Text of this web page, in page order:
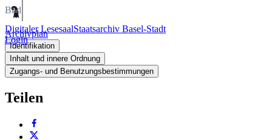
Digitaler LesesaalStaatsarchiv Basel-Stadt
Login
Bild
Archivplan
Identifikation
Inhalt und innere Ordnung
Zugangs- und Benutzungsbestimmungen
Teilen